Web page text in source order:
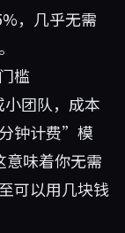
，几乎无需
槛
团队，成本
钟计费”模
意味着你无需
可以用几块钱